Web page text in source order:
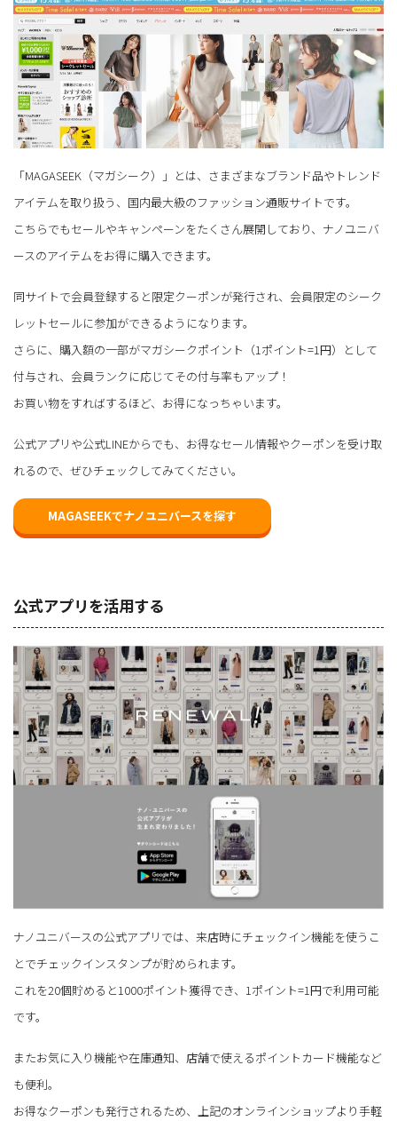
「MAGASEEK（マガシーク）」とは、さまざまなブランド品やトレンド
アイテムを取り扱う、国内最大級のファッション通販サイトです。
こちらでもセールやキャンペーンをたくさん展開しており、ナノユニバ
ースのアイテムをお得に購入できます。
同サイトで会員登録すると限定クーポンが発行され、会員限定のシーク
レットセールに参加ができるようになります。
さらに、購入額の一部がマガシークポイント（1ポイント=1円）として
付与され、会員ランクに応じてその付与率もアップ！
お買い物をすればするほど、お得になっちゃいます。
公式アプリや公式LINEからでも、お得なセール情報やクーポンを受け取
れるので、ぜひチェックしてみてください。
MAGASEEKでナノユニバースを探す
公式アプリを活用する
ナノユニバースの公式アプリでは、来店時にチェックイン機能を使うこ
とでチェックインスタンプが貯められます。
これを20個貯めると1000ポイント獲得でき、1ポイント=1円で利用可能
です。
またお気に入り機能や在庫通知、店舗で使えるポイントカード機能など
も便利。
お得なクーポンも発行されるため、上記のオンラインショップより手軽